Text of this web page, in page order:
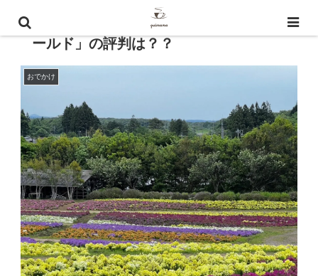
季節の花々で有名な「那須フラワーワ
ールド」の評判は？？
おでかけ